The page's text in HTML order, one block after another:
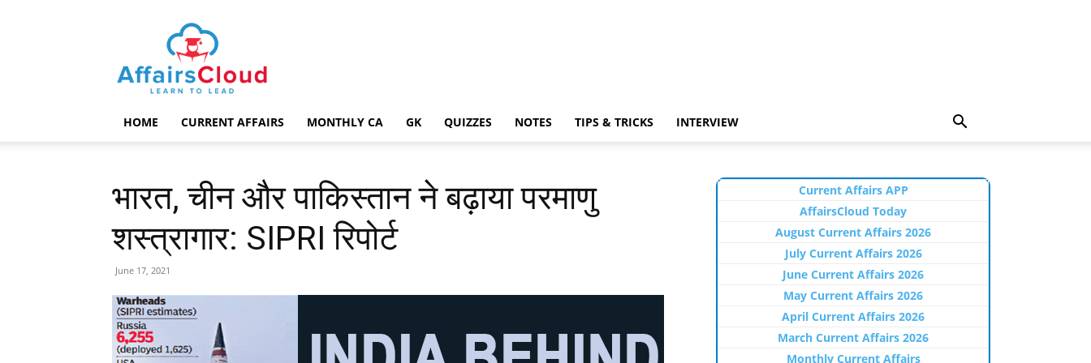
AffairsCloud.com
HOME CURRENT AFFAIRS MONTHLY CA GK QUIZZES NOTES TIPS & TRICKS INTERVIEW
भारत, चीन और पाकिस्तान ने बढ़ाया परमाणु
शस्त्रागार: SIPRI रिपोर्ट
June 17, 2021
Current Affairs APP
AffairsCloud Today
August Current Affairs 2026
July Current Affairs 2026
June Current Affairs 2026
May Current Affairs 2026
April Current Affairs 2026
March Current Affairs 2026
Monthly Current Affairs